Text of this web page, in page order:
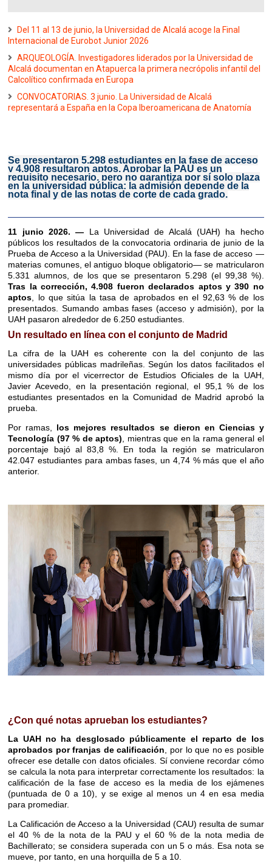
Del 11 al 13 de junio, la Universidad de Alcalá acoge la Final
Internacional de Eurobot Junior 2026
ARQUEOLOGÍA. Investigadores liderados por la Universidad de
Alcalá documentan en Atapuerca la primera necrópolis infantil del
Calcolítico confirmada en Europa
CONVOCATORIAS. 3 junio. La Universidad de Alcalá
representará a España en la Copa Iberoamericana de Anatomía
Se presentaron 5.298 estudiantes en la fase de acceso
y 4.908 resultaron aptos. Aprobar la PAU es un
requisito necesario, pero no garantiza por sí solo plaza
en la universidad pública: la admisión depende de la
nota final y de las notas de corte de cada grado.
11 junio 2026. — La Universidad de Alcalá (UAH) ha hecho
públicos los resultados de la convocatoria ordinaria de junio de la
Prueba de Acceso a la Universidad (PAU). En la fase de acceso —
materias comunes, el antiguo bloque obligatorio— se matricularon
5.331 alumnos, de los que se presentaron 5.298 (el 99,38 %).
Tras la corrección, 4.908 fueron declarados aptos y 390 no
aptos , lo que sitúa la tasa de aprobados en el 92,63 % de los
presentados. Sumando ambas fases (acceso y admisión), por la
UAH pasaron alrededor de 6.250 estudiantes.
Un resultado en línea con el conjunto de Madrid
La cifra de la UAH es coherente con la del conjunto de las
universidades públicas madrileñas. Según los datos facilitados el
mismo día por el vicerrector de Estudios Oficiales de la UAH,
Javier Acevedo, en la presentación regional, el 95,1 % de los
estudiantes presentados en la Comunidad de Madrid aprobó la
prueba.
Por ramas, los mejores resultados se dieron en Ciencias y
Tecnología (97 % de aptos) , mientras que en la rama general el
porcentaje bajó al 83,8 %. En toda la región se matricularon
42.047 estudiantes para ambas fases, un 4,74 % más que el año
anterior.
¿Con qué notas aprueban los estudiantes?
La UAH no ha desglosado públicamente el reparto de los
aprobados por franjas de calificación , por lo que no es posible
ofrecer ese detalle con datos oficiales. Sí conviene recordar cómo
se calcula la nota para interpretar correctamente los resultados: la
calificación de la fase de acceso es la media de los ejámenes
(puntuada de 0 a 10), y se exige al menos un 4 en esa media
para promediar.
La Calificación de Acceso a la Universidad (CAU) resulta de sumar
el 40 % de la nota de la PAU y el 60 % de la nota media de
Bachillerato; se considera superada con un 5 o más. Esa nota se
mueve, por tanto, en una horquilla de 5 a 10.